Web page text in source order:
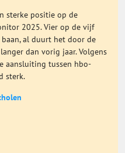
sterke positie op de
2025. Vier op de vijf
al duurt het door de
dan vorig jaar. Volgens
aansluiting tussen hbo-
sterk.